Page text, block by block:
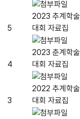
5
2023 추계학술
대회 자료집
4
2023 춘계학술
대회 자료집
3
2022 추계학술
대회 자료집